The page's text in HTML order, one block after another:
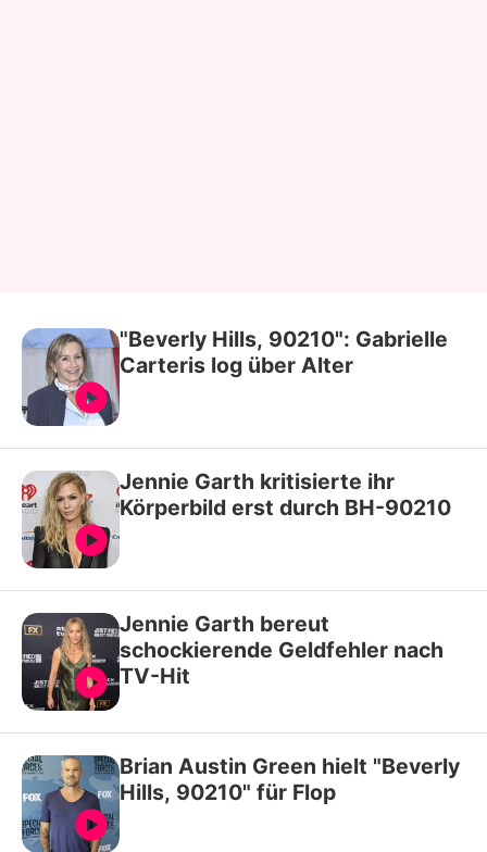
"Beverly Hills, 90210": Gabrielle
Carteris log über Alter
Jennie Garth kritisierte ihr
Körperbild erst durch BH-90210
Jennie Garth bereut
schockierende Geldfehler nach
TV-Hit
Brian Austin Green hielt "Beverly
Hills, 90210" für Flop